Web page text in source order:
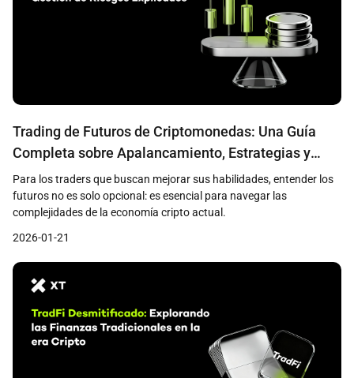
Trading de Futuros de Criptomonedas: Una Guía
Completa sobre Apalancamiento, Estrategias y
Gestión de Riesgos
Para los traders que buscan mejorar sus habilidades, entender los
futuros no es solo opcional: es esencial para navegar las
complejidades de la economía cripto actual.
2026-01-21